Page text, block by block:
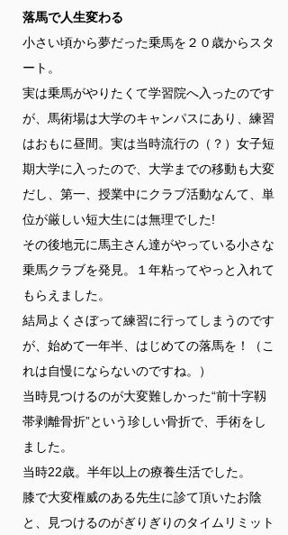
落馬で人生変わる
小さい頃から夢だった乗馬を２０歳からスタ
ート。
実は乗馬がやりたくて学習院へ入ったのです
が、馬術場は大学のキャンパスにあり、練習
はおもに昼間。実は当時流行の（？）女子短
期大学に入ったので、大学までの移動も大変
だし、第一、授業中にクラブ活動なんて、単
位が厳しい短大生には無理でした!
その後地元に馬主さん達がやっている小さな
乗馬クラブを発見。１年粘ってやっと入れて
もらえました。
結局よくさぼって練習に行ってしまうのです
が、始めて一年半、はじめての落馬を！（こ
れは自慢にならないのですね。）
当時見つけるのが大変難しかった“前十字靱
帯剥離骨折”という珍しい骨折で、手術をし
ました。
当時22歳。半年以上の療養生活でした。
膝で大変権威のある先生に診て頂いたお陰
と、見つけるのがぎりぎりのタイムリミット